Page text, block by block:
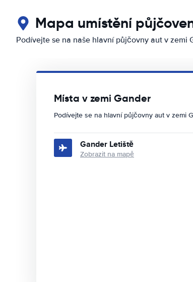
Mapa umístění
Podívejte se na naše hlavní půjčovny aut v zemi
Místa v zemi Gander
Podívejte se na hlavní půjčovny aut v zemi
Gander Letiště
Zobrazit na mapě